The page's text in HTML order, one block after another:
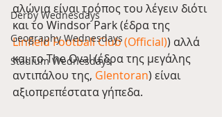
Derby Wednesdays
Geography Wednesdays
Stadium Wednesdays
αλώνια είναι τρόπος του λέγειν διότι
και το Windsor Park (έδρα της
Linfield Football Club (Official)) αλλά
και το The Oval (έδρα της μεγάλης
αντιπάλου της, Glentoran) είναι
αξιοπρεπέστατα γήπεδα.